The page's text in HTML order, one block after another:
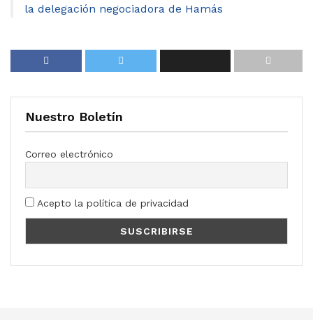
la delegación negociadora de Hamás
Nuestro Boletín
Correo electrónico
Acepto la política de privacidad